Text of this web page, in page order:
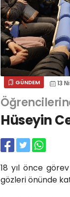
GÜNDEM 13
Hüseyin
18 yıl önce
gözleri önünde